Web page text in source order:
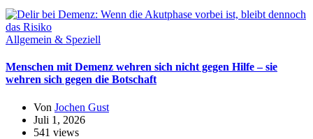
Allgemein & Speziell
Menschen mit Demenz wehren sich nicht gegen Hilfe – sie
wehren sich gegen die Botschaft
Von Jochen Gust
Juli 1, 2026
541 views